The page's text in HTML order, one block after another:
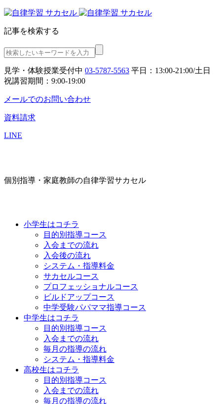
記事を検索する
見学・体験授業受付中 03-5787-5563 平日：13:00-21:00/土日
祝講習期間：9:00-19:00
メールでのお問い合わせ
資料請求
LINE
個別指導・家庭教師の自律学習サカセル
小学生はコチラ
目的別指導コース
入会までの流れ
入会後の流れ
システム・指導料金
サカセルコース
プロフェッショナルコース
ビルドアップコース
中学受験パパママ指導コース
中学生はコチラ
目的別指導コース
入会までの流れ
毎月の指導の流れ
システム・指導料金
高校生はコチラ
目的別指導コース
入会までの流れ
毎月の指導の流れ